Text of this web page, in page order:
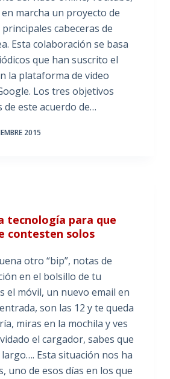
marcha un proyecto de
cabeceras de
Esta colaboración se basa
que han suscrito el
la plataforma de video
Los tres objetivos
este acuerdo de…
2015
tecnología para que
contesten solos
otro “bip”, notas de
en el bolsillo de tu
el móvil, un nuevo email en
son las 12 y te queda
miras en la mochila y ves
el cargador, sabes que
Esta situación nos ha
uno de esos días en los que